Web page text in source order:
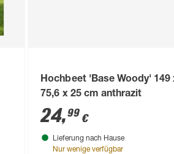
Hochbeet 'Base Woody' 149
75,6 x 25 cm anthrazit
24,99 €
Lieferung nach Hause
Nur wenige verfügbar